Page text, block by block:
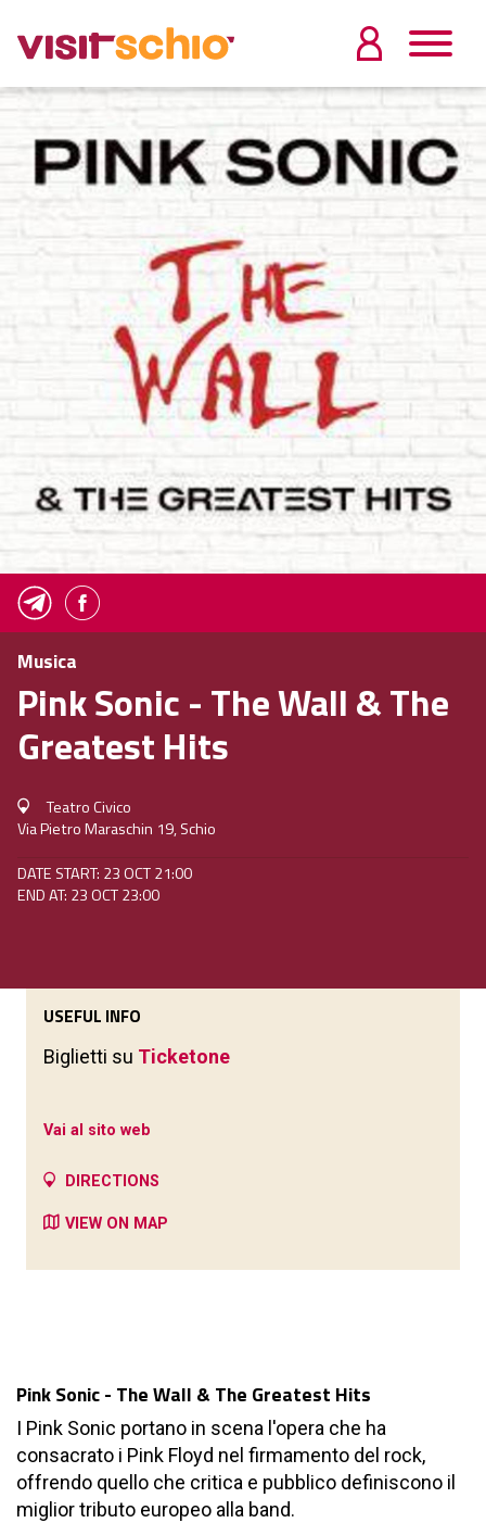
Musica
Pink Sonic - The Wall & The
Greatest Hits
Teatro Civico
Via Pietro Maraschin 19, Schio
DATE START: 23 OCT 21:00
END AT: 23 OCT 23:00
Pink Sonic - The Wall & The Greatest Hits
I Pink Sonic portano in scena l'opera che ha
consacrato i Pink Floyd nel firmamento del rock,
offrendo quello che critica e pubblico definiscono il
miglior tributo europeo alla band.
USEFUL INFO
Biglietti su Ticketone
Vai al sito web
DIRECTIONS
VIEW ON MAP